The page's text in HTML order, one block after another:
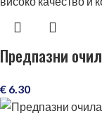
Предпазни
€ 6.30